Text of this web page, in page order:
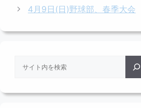
リ
4月9日(日)野球部、春季大会